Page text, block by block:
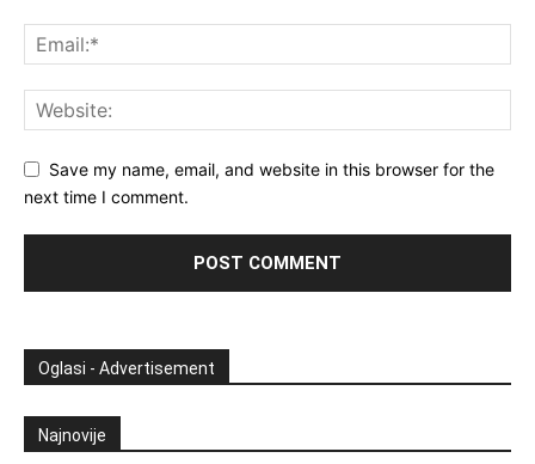
Save my name, email, and website in this browser for the
next time I comment.
Oglasi - Advertisement
Najnovije